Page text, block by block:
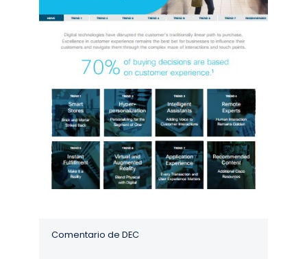
Comentario de DEC